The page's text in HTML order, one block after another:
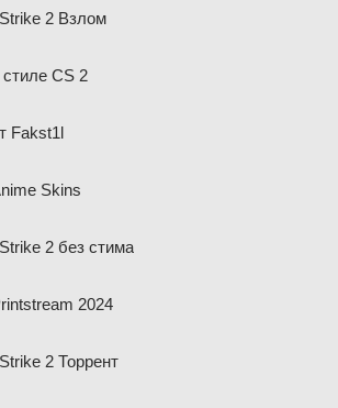
2 Взлом
CS 2
Fakst1l
Skins
2 без стима
2024
2 Торрент